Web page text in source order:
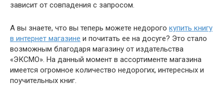
зависит от совпадения с запросом.
А вы знаете, что вы теперь можете недорого купить книгу
в интернет магазине и почитать ее на досуге? Это стало
возможным благодаря магазину от издательства
«ЭКСМО». На данный момент в ассортименте магазина
имеется огромное количество недорогих, интересных и
поучительных книг.